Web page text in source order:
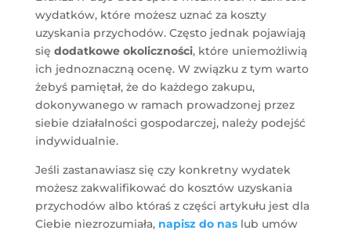
wydatków, które możesz uznać za koszty
uzyskania przychodów. Często jednak pojawiają
się dodatkowe okoliczności, które uniemożliwią
ich jednoznaczną ocenę. W związku z tym warto
żebyś pamiętał, że do każdego zakupu,
dokonywanego w ramach prowadzonej przez
siebie działalności gospodarczej, należy podejść
indywidualnie.
Jeśli zastanawiasz się czy konkretny wydatek
możesz zakwalifikować do kosztów uzyskania
przychodów albo któraś z części artykułu jest dla
Ciebie niezrozumiała, napisz do nas lub umów